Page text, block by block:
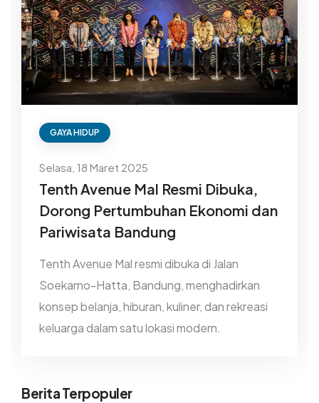
GAYA HIDUP
Selasa, 18 Maret 2025
Tenth Avenue Mal Resmi Dibuka,
Dorong Pertumbuhan Ekonomi dan
Pariwisata Bandung
Tenth Avenue Mal resmi dibuka di Jalan
Soekarno-Hatta, Bandung, menghadirkan
konsep belanja, hiburan, kuliner, dan rekreasi
keluarga dalam satu lokasi modern.
Berita Terpopuler